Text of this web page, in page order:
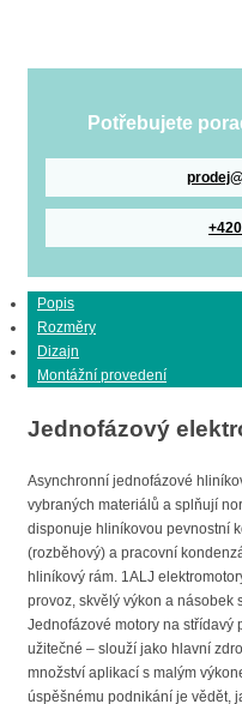
Potřebujete
Popis
Rozměry
Dizajn
Montážní provedení
Jednofázový
Asynchronní jednofázové
vybraných materiálů a splňují
disponuje hliníkovou pevnostní
(rozběhový) a pracovní
hliníkový rám. 1ALJ
provoz, skvělý výkon a násobek
Jednofázové motory na střídavý
užitečné – slouží jako hlavní
množství aplikací s malým
úspěšnému podnikání je vědět,